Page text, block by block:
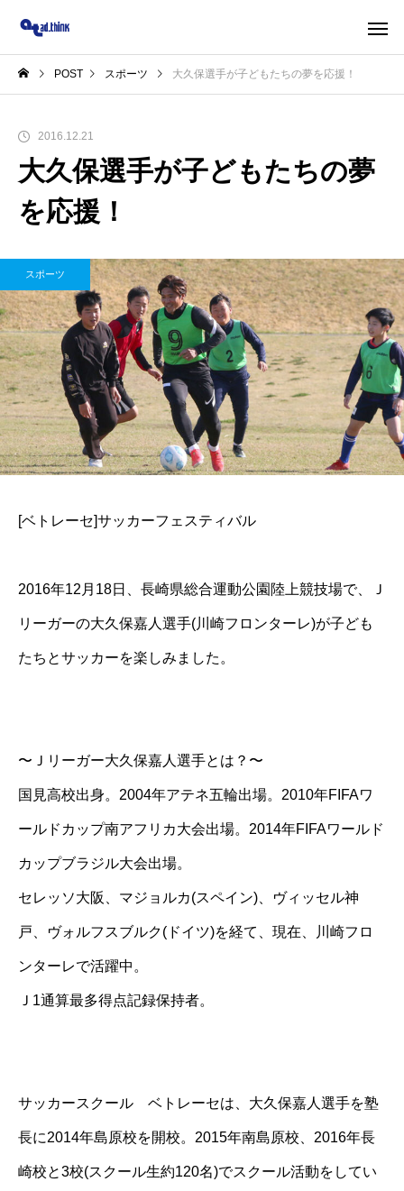
POST スポーツ 大久保選手が子どもたちの夢を応援！
2016.12.21
大久保選手が子どもたちの夢
を応援！
スポーツ
[ベトレーセ]サッカーフェスティバル
2016年12月18日、長崎県総合運動公園陸上競技場で、Ｊ
リーガーの大久保嘉人選手(川崎フロンターレ)が子ども
たちとサッカーを楽しみました。
〜Ｊリーガー大久保嘉人選手とは？〜
国見高校出身。2004年アテネ五輪出場。2010年FIFAワ
ールドカップ南アフリカ大会出場。2014年FIFAワールド
カップブラジル大会出場。
セレッソ大阪、マジョルカ(スペイン)、ヴィッセル神
戸、ヴォルフスブルク(ドイツ)を経て、現在、川崎フロ
ンターレで活躍中。
Ｊ1通算最多得点記録保持者。
サッカースクール ベトレーセは、大久保嘉人選手を塾
長に2014年島原校を開校。2015年南島原校、2016年長
崎校と3校(スクール生約120名)でスクール活動をしてい